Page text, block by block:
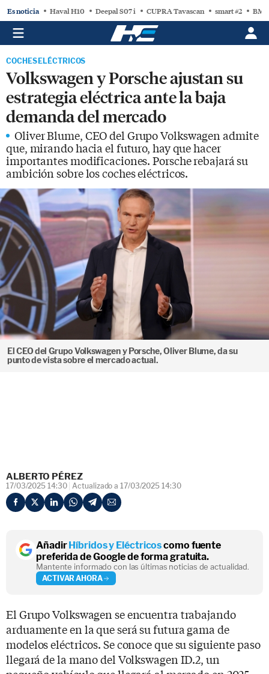
Es noticia Haval H10 Deepal S07 i CUPRA Tavascan smart #2
COCHES ELÉCTRICOS
Volkswagen y Porsche ajustan su
estrategia eléctrica ante la baja
demanda del mercado
Oliver Blume, CEO del Grupo Volkswagen admite
que, mirando hacia el futuro, hay que hacer
importantes modificaciones. Porsche rebajará su
ambición sobre los coches eléctricos.
El CEO del Grupo Volkswagen y Porsche, Oliver Blume, da su
punto de vista sobre el mercado actual.
ALBERTO PÉREZ
17/03/2025 14:30 Actualizado a 17/03/2025 14:30
AñadirHíbridos y Eléctricoscomo fuente
preferida de Google de forma gratuita.
Mantente informado con las últimas noticias de actualidad.
ACTIVAR AHORA
El Grupo Volkswagen se encuentra trabajando
arduamente en la que será su futura gama de
modelos eléctricos. Se conoce que su siguiente paso
llegará de la mano del Volkswagen ID.2, un